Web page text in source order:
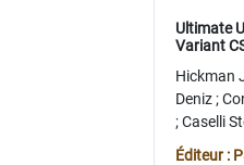
Ultimate
Variant
Hickman
Deniz;
;Caselli
Juan
Éditeur :